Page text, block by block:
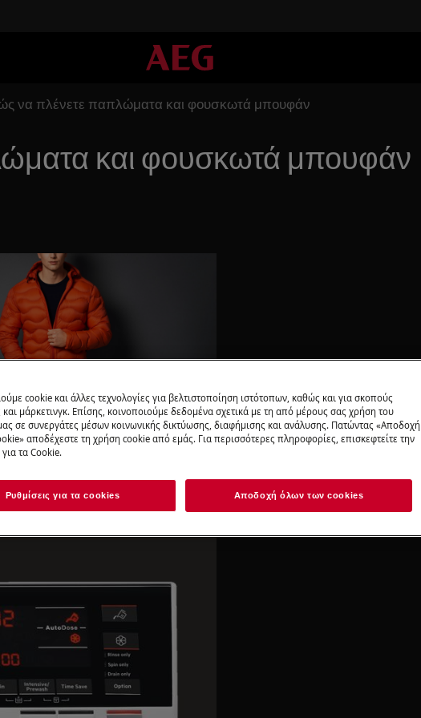
να πλένετε παπλώματα και φουσκωτά μπουφάν
και φουσκωτά μπουφάν
κι αυτό. Αν προσθέτετε τις
δεν θα μαζεύονται τα
μπορείτε να το φοράτε πάντα
cookie και άλλες τεχνολογίες για βελτιστοποίηση ιστότοπων, καθώς και για σκοπούς
μάρκετινγκ. Επίσης, κοινοποιούμε δεδομένα σχετικά με τη από μέρους σας χρήση του
σε συνεργάτες μέσων κοινωνικής δικτύωσης, διαφήμισης και ανάλυσης. Πατώντας «Αποδοχή
αποδέχεστε τη χρήση cookie από εμάς. Για περισσότερες πληροφορίες, επισκεφτείτε την
τα Cookie.
Ρυθμίσεις για τα cookies Αποδοχή όλων των cookies